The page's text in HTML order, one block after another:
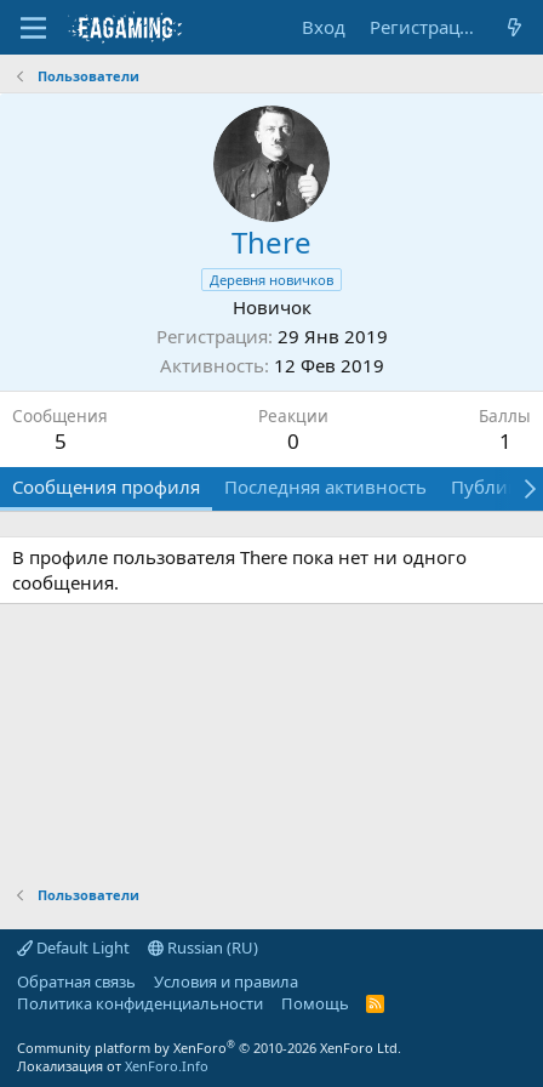
Вход Регистрация
Пользователи
There
Деревня новичков
Новичок
Регистрация 29 Янв 2019
Активность 12 Фев 2019
Сообщения
5
Реакции
0
Баллы
1
Сообщения профиля Последняя активность
В профиле пользователя There пока нет ни одного
сообщения.
Пользователи
Default Light
Russian (RU)
Обратная связь
Условия и правила
Политика конфиденциальности
Помощь
R
Community platform by XenForo® © 2010-2026 XenForo Ltd.
Локализация от XenForo.Info